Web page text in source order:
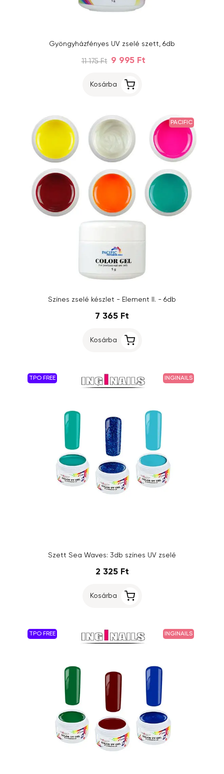
Gyöngyházfényes UV zselé szett, 6db
11 175 Ft 9 995 Ft
Kosárba
PACIFIC
Színes zselé készlet - Element II. - 6db
7 365 Ft
Kosárba
TPO FREE INGINAILS
Szett Sea Waves: 3db színes UV zselé
2 325 Ft
Kosárba
TPO FREE INGINAILS